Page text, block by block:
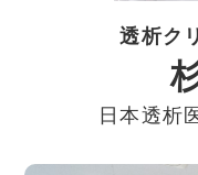
透析ク
日本透析